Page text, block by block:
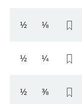
½ ⅛
½ ¼
½ ⅜